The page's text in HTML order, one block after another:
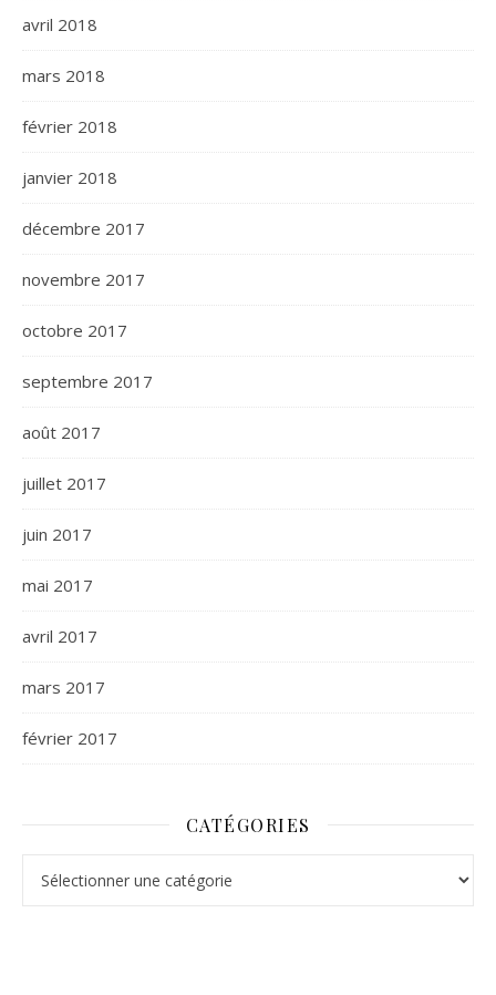
avril 2018
mars 2018
février 2018
janvier 2018
décembre 2017
novembre 2017
octobre 2017
septembre 2017
août 2017
juillet 2017
juin 2017
mai 2017
avril 2017
mars 2017
février 2017
CATÉGORIES